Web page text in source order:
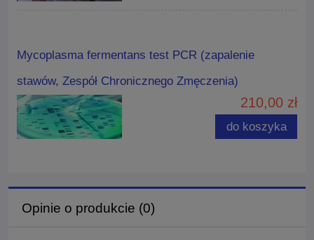
Mycoplasma fermentans test PCR (zapalenie
stawów, Zespół Chronicznego Zmęczenia)
210,00 zł
do koszyka
Opinie o produkcie (0)